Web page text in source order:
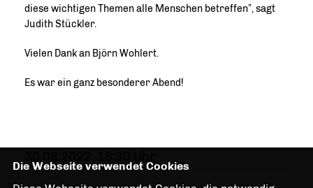
diese wichtigen Themen alle Menschen betreffen”, sagt
Judith Stückler.
Vielen Dank an Björn Wohlert.
Es war ein ganz besonderer Abend!
Die Webseite verwendet Cookies